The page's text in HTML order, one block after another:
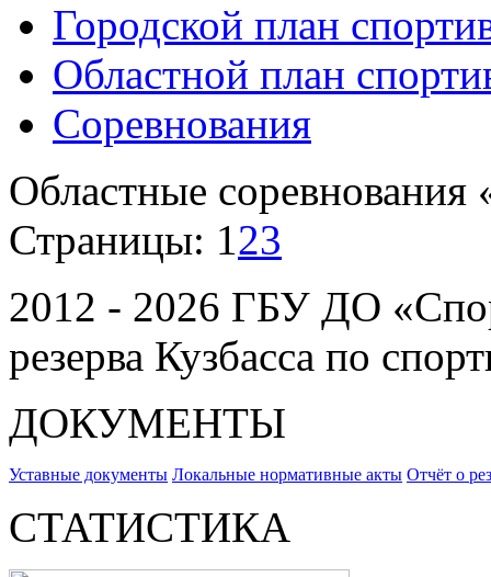
Городской план
Областной план
Соревнования
Областные
Страницы: 123
2012 - 2026 ГБУ ДО
резерва Кузбасса по
ДОКУМЕНТЫ
Уставные документы Локальные нормативные акты Отчёт о
СТАТИСТИКА